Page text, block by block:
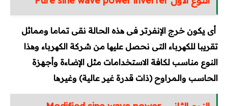
أى يكون خرج الإنفرتر فى ھذه الحالة نقى تماما ومماثل
تقريبا للكھرباء التى نحصل عليھا من شركة الكھرباء وھذا
النوع مناسب لكافة الاستخدامات مثل الإضاءة وأجهزة
الحاسب والمراوح (ذات قدرة غير عالية) وغيرھا